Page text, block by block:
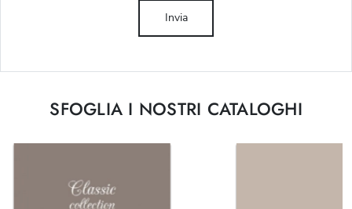
SFOGLIA I NOSTRI CATALOGHI
Invia